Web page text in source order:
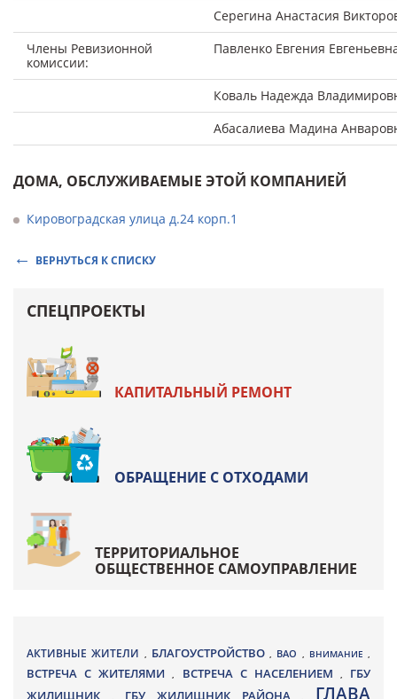
Серегина Анастасия
Члены Ревизионной
комиссии:
Павленко Евгения
Коваль Надежда
Абасалиева Мадина
ДОМА, ОБСЛУЖИВАЕМЫЕ ЭТОЙ КОМПАНИЕЙ
Кировоградская улица д.24 корп.1
ВЕРНУТЬСЯ К СПИСКУ
СПЕЦПРОЕКТЫ
КАПИТАЛЬНЫЙ РЕМОНТ
ОБРАЩЕНИЕ С ОТХОДАМИ
ТЕРРИТОРИАЛЬНОЕ
ОБЩЕСТВЕННОЕ САМОУПРАВЛЕНИЕ
АКТИВНЫЕ ЖИТЕЛИ , БЛАГОУСТРОЙСТВО , ВАО , ВНИМАНИЕ ,
ВСТРЕЧА С ЖИТЕЛЯМИ, ВСТРЕЧА С НАСЕЛЕНИЕМ , ГБУ
ЖИЛИЩНИК
, ГБУ ЖИЛИЩНИК РАЙОНА, ГЛАВА